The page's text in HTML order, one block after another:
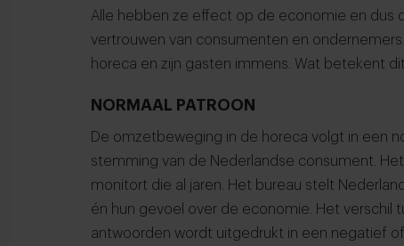
Alle hebben ze effect op de economie en dus
vertrouwen van consumenten en
horeca en zijn gasten immens. Wat betekent
NORMAAL PATROON
De omzetbeweging in de horeca volgt in een
stemming van de Nederlandse consument.
monitort die al jaren. Het bureau stelt
én hun gevoel over de economie. Het verschil
antwoorden wordt uitgedrukt in een negatief